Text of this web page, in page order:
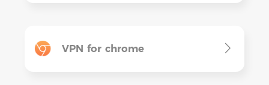
VPN for chrome